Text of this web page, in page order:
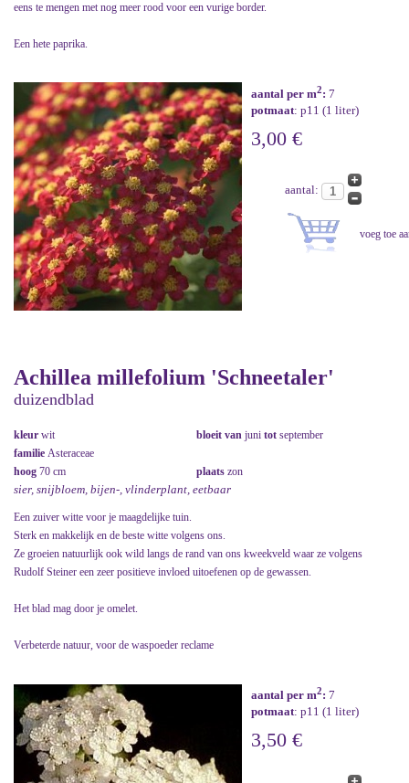
eens te mengen met nog meer rood voor een vurige border.
Een hete paprika.
aantal per m2: 7
potmaat: p11 (1 liter)
3,00 €
aantal:
Achillea millefolium 'Schneetaler'
duizendblad
kleur wit bloeit van juni tot september
familie Asteraceae
hoog 70 cm plaats zon
sier, snijbloem, bijen-, vlinderplant, eetbaar
Een zuiver witte voor je maagdelijke tuin.
Sterk en makkelijk en de beste witte volgens ons.
Ze groeien natuurlijk ook wild langs de rand van ons kweekveld waar ze volgens
Rudolf Steiner een zeer positieve invloed uitoefenen op de gewassen.
Het blad mag door je omelet.
Verbeterde natuur, voor de waspoeder reclame
aantal per m2: 7
potmaat: p11 (1 liter)
3,50 €